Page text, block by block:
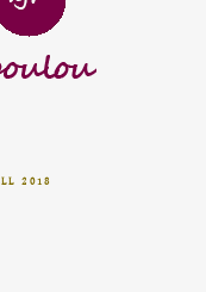
2018